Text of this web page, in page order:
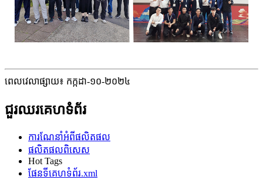
ពេលវេលាផ្សាយ៖ កក្កដា-១០-២០២៤
ជួរឈរគេហទំព័រ
ការណែនាំអំពីផលិតផល
ផលិតផលពិសេស
Hot Tags
ផែនទីគេហទំព័រ.xml